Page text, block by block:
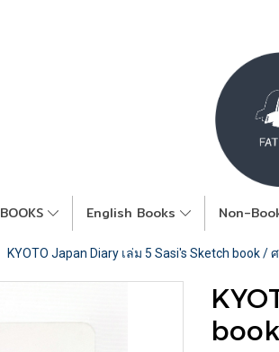
BOOKS English Books Non-
KYOTO Japan Diary เล่ม 5 Sasi's Sketch book /